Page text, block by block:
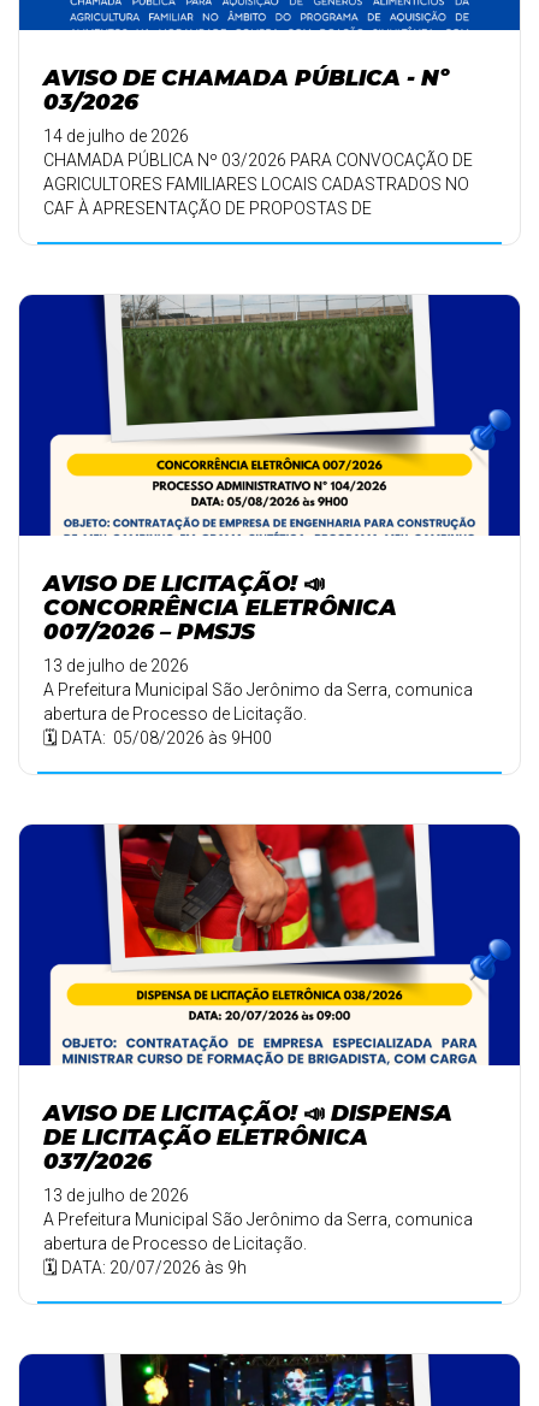
AVISO DE CHAMADA PÚBLICA - Nº
03/2026
14 de julho de 2026
CHAMADA PÚBLICA Nº 03/2026 PARA CONVOCAÇÃO DE
AGRICULTORES FAMILIARES LOCAIS CADASTRADOS NO
CAF À APRESENTAÇÃO DE PROPOSTAS DE
AVISO DE LICITAÇÃO! 📣
CONCORRÊNCIA ELETRÔNICA
007/2026 – PMSJS
13 de julho de 2026
A Prefeitura Municipal São Jerônimo da Serra, comunica
abertura de Processo de Licitação.
🗓️ DATA: 05/08/2026 às 9H00
AVISO DE LICITAÇÃO! 📣 DISPENSA
DE LICITAÇÃO ELETRÔNICA
037/2026
13 de julho de 2026
A Prefeitura Municipal São Jerônimo da Serra, comunica
abertura de Processo de Licitação.
🗓️ DATA: 20/07/2026 às 9h